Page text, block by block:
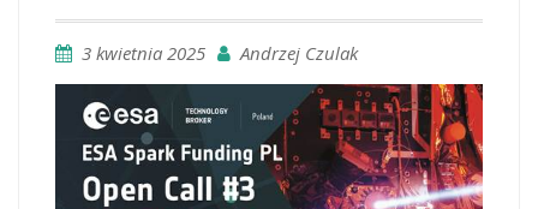
3 kwietnia 2025 Andrzej Czulak